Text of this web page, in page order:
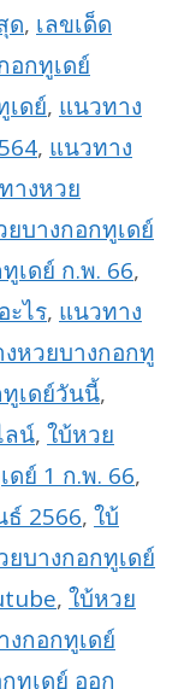
ด, เลขเด็ด
อกทูเดย์
ดย์, แนวทาง
, แนวทาง
างหวย
บางกอกทูเดย์
เดย์ ก.พ. 66,
ะไร, แนวทาง
หวยบางกอกทู
เดย์วันนี้,
ลน์, ใบ้หวย
ดย์ 1 ก.พ. 66,
2566, ใบ้
ยบางกอกทูเดย์
, ใบ้หวย
งกอกทูเดย์
ทูเดย์ ออก